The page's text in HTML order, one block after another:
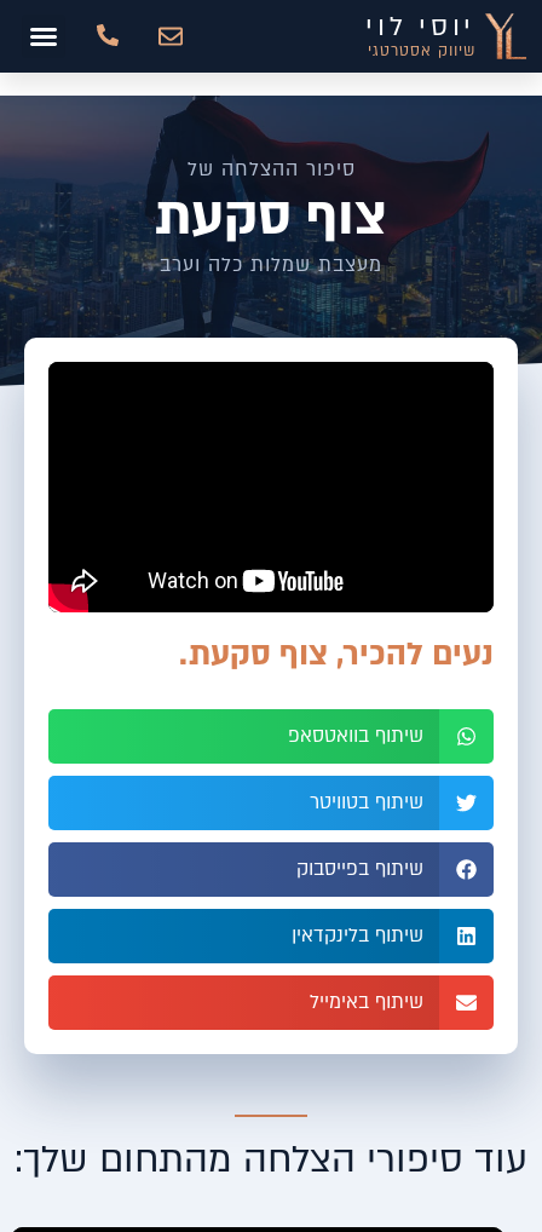
יוסי לוי
שיווק אסטרטגי
סיפור ההצלחה של
צוף סקעת
מעצבת שמלות כלה וערב
נעים להכיר, צוף סקעת.
שיתוף בוואטסאפ
שיתוף בטוויטר
שיתוף בפייסבוק
שיתוף בלינקדאין
שיתוף באימייל
עוד סיפורי הצלחה מהתחום שלך: